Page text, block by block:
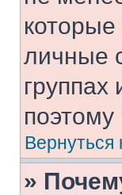
личные
группах
Вернуться
»